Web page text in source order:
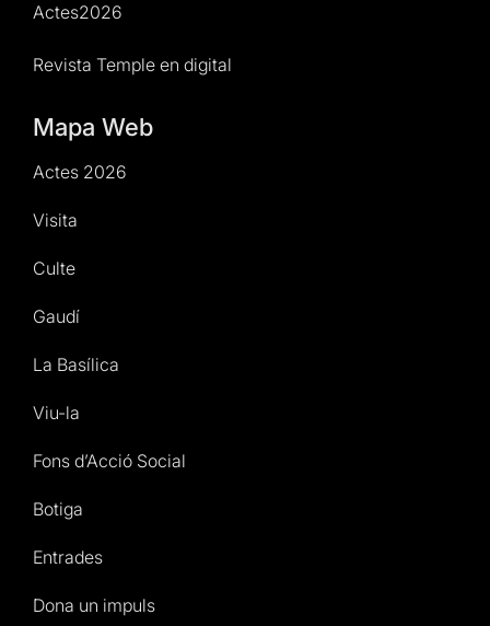
Actes2026
Revista Temple en digital
Mapa Web
Actes 2026
Visita
Culte
Gaudí
La Basílica
Viu-la
Fons d’Acció Social
Botiga
Entrades
Dona un impuls